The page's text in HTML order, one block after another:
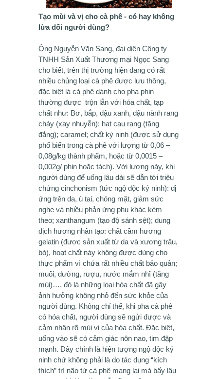
Tạo mùi và vị cho cà phê - có hay không
lừa dối người dùng?
Ông Nguyễn Văn Sang, đại diện Công ty
TNHH Sản Xuất Thương mại Ngọc Sang
cho biết, trên thị trường hiện đang có rất
nhiều chủng loại cà phê được lưu thông,
đặc biệt là cà phê dành cho pha phin
thường được trộn lẫn với hóa chất, tạp
chất như: Bơ, bắp, đậu xanh, đậu nành rang
cháy (xay nhuyễn); hạt cau rang (tăng
đắng); caramel; chất ký ninh (được sử dụng
phổ biến trong cà phê với lượng từ 0,06 –
0,08g/kg thành phẩm, hoặc từ 0,0015 –
0,002g/ phin hoặc tách). Với lượng này, khi
người dùng để uống lâu dài sẽ dẫn tới triệu
chứng cinchonism (tức ngộ độc ký ninh): dị
ứng trên da, ù tai, chóng mặt, giảm sức
nghe và nhiều phản ứng phụ khác kèm
theo; xanthangum (tạo độ sánh sệt); dung
dịch hương nhân tạo: chất cầm hương
gelatin (được sản xuất từ da và xương trâu,
bò), hoạt chất này không được dùng cho
thực phẩm vì chứa rất nhiều chất bảo quản;
muối, đường, rượu, nước mắm nhĩ (tăng
mùi)…, đó là những loại hóa chất đã gây
ảnh hưởng không nhỏ đến sức khỏe của
người dùng. Không chỉ thế, khi pha cà phê
có hóa chất, người dùng sẽ ngửi được và
cảm nhận rõ mùi vị của hóa chất. Đặc biệt,
uống vào sẽ có cảm giác nôn nao, tim đập
mạnh. Đây chính là hiện tượng ngộ độc ký
ninh chứ không phải là do tác dụng “kích
thích” trí não từ cà phê mang lại mà bấy lâu